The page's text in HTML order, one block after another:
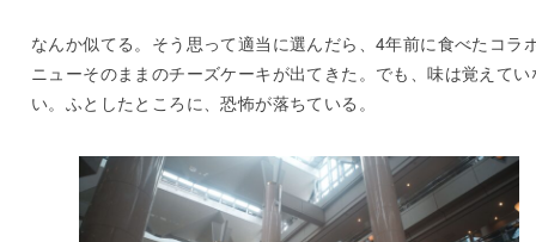
なんか似てる。そう思って適当に選んだら、4年前に食べたコラ
ニューそのままのチーズケーキが出てきた。でも、味は覚えてい
い。ふとしたところに、恐怖が落ちている。